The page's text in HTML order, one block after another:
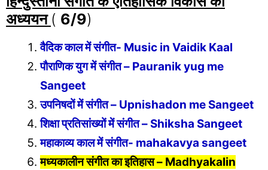
अध्ययन ( 6/9)
वैदिक काल में संगीत- Music in Vaidik Kaal
पौराणिक युग में संगीत – Pauranik yug me
Sangeet
उपनिषदों में संगीत – Upnishadon me Sangeet
शिक्षा प्रतिसांख्यों में संगीत – Shiksha Sangeet
महाकाव्य काल में संगीत- mahakavya sangeet
मध्यकालीन संगीत का इतिहास – Madhyakalin